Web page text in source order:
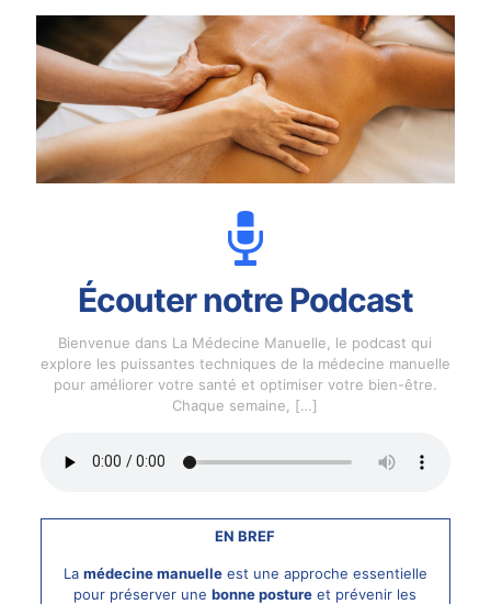
Écouter notre Podcast
Bienvenue dans La Médecine Manuelle, le podcast qui
explore les puissantes techniques de la médecine manuelle
pour améliorer votre santé et optimiser votre bien-être.
Chaque semaine,
[…]
EN BREF
La médecine manuelleest une approche essentielle
pour préserver unebonne posture et prévenir les